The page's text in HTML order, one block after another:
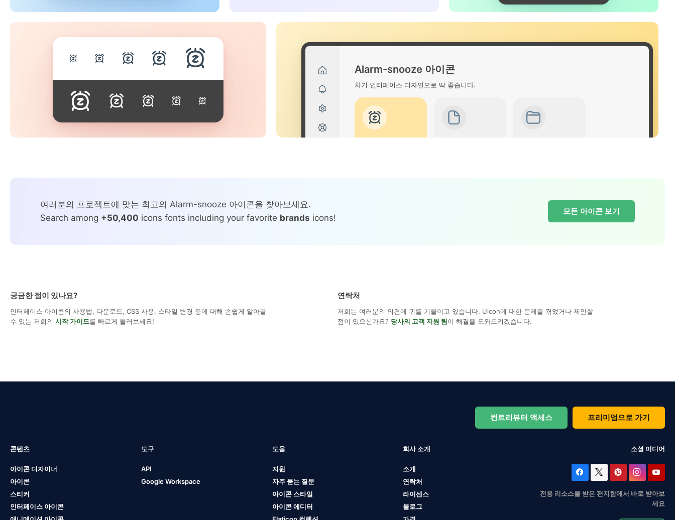
Alarm-snooze 아이콘
차기 인터페이스 디자인으로 딱 좋습니다.
여러분의 프로젝트에 맞는 최고의 Alarm-snooze 아이콘을 찾아보세요.
Search among +50,400 icons fonts including your favorite brands icons!
모든 아이콘 보기
궁금한 점이 있나요?
인터페이스 아이콘의 사용법, 다운로드, CSS 사용, 스타일 변경 등에 대해 손쉽게 알아볼
수 있는 저희의 시작 가이드를 빠르게 둘러보세요!
연락처
저희는 여러분의 의견에 귀를 기울이고 있습니다. Uicon에 대한 문제를 겪었거나 제안할
점이 있으신가요? 당사의 고객 지원 팀이 해결을 도와드리겠습니다.
컨트리뷰터 액세스 프리미엄으로 가기
콘텐츠
아이콘 디자이너
아이콘
스티커
인터페이스 아이콘
도구
API
Google Workspace
도움
지원
자주 묻는 질문
아이콘 스타일
아이콘 에디터
회사 소개
소개
연락처
라이센스
블로그
소셜 미디어
전용 리소스를 받은 편지함에서 바로 받아보
세요